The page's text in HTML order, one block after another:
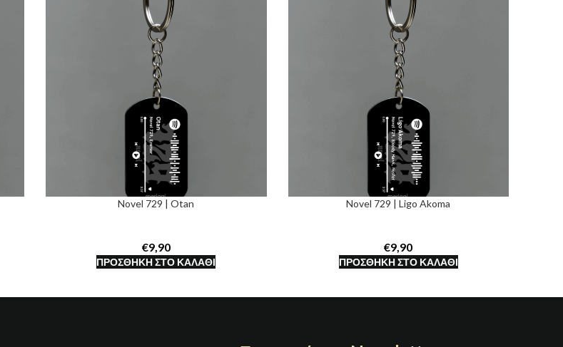
Novel 729 | Otan
€
ΠΡΟΣΘΉΚΗ ΣΤΟ ΚΑΛΆΘΙ
Novel 729 | Ligo Akoma
€
ΠΡΟΣΘΉΚΗ ΣΤΟ ΚΑΛΆΘΙ